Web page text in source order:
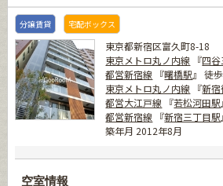
分譲賃貸 宅配ボックス
東京都新宿区富久町8-18
東京メトロ丸ノ内線 『四谷
都営新宿線 『曙橋駅』 徒歩
東京メトロ丸ノ内線 『新宿
都営大江戸線 『若松河田駅
都営新宿線 『新宿三丁目駅
築年月 2012年8月
空室情報